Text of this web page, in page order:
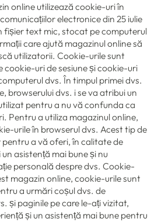
online utilizează cookie-uri în
electronice din 25 iulie
fișier text mic, stocat pe computerul
care ajută magazinul online să
utilizatorii. Cookie-urile sunt
cookie-uri de sesiune și cookie-uri
dvs. În timpul primei dvs.
browserului dvs. i se va atribui un
pentru a nu vă confunda ca
Pentru a utiliza magazinul online,
urile în browserul dvs. Acest tip de
a vă oferi, în calitate de
asistență mai bune și nu
personală despre dvs. Cookie-
magazin online, cookie-urile sunt
a urmări coșul dvs. de
și paginile pe care le-ați vizitat,
și un asistență mai bune pentru